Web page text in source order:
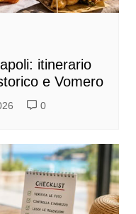
itinerario
e Vomero
0